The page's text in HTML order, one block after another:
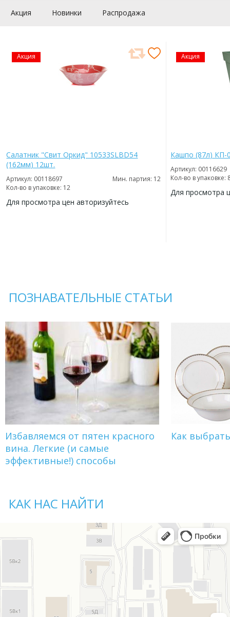
Акция Новинки Распродажа
Акция
Салатник "Свит Оркид" 10533SLBD54
(162мм) 12шт.
Артикул: 00118697
Мин. партия: 12
Кол-во в упаковке: 12
Для просмотра цен авторизуйтесь
Акция
Кашпо (87л) КП-
Артикул: 00116629
Кол-во в упаковке:
Для просмотра
ПОЗНАВАТЕЛЬНЫЕ СТАТЬИ
Избавляемся от пятен красного
вина. Легкие (и самые
эффективные!) способы
Как
КАК НАС НАЙТИ